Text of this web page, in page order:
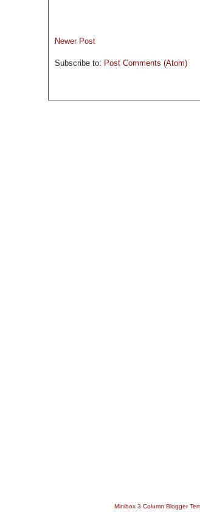
Newer Post
Subscribe to: Post Comments (Atom)
Minibox 3 Column Blogger